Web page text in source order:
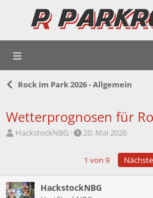
Rock im Park 2026 - Allgemein
Wetterprognosen für
E
l
HackstockNBG
E
l
20. Mai 2026
1 von 9 Nächste
HackstockNBG